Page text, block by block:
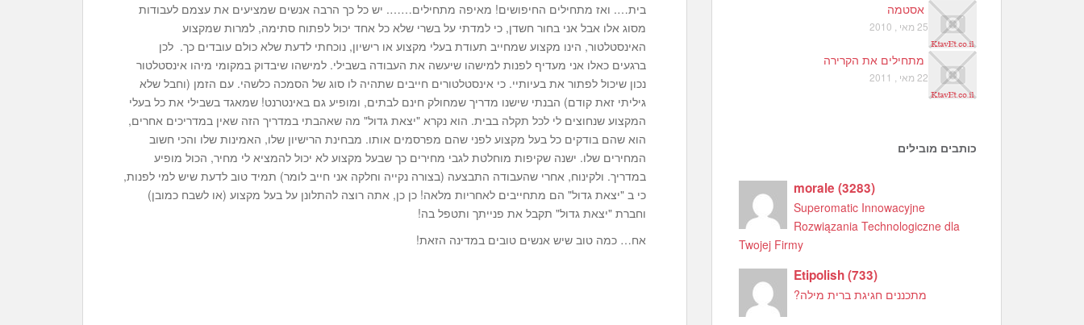
בית…. ואז מתחילים החיפושים! מאיפה מתחילים……. יש כל כך הרבה אנשים שמציעים את עצמם לעבודות
מסוג אלו אבל אני בחור חשדן, כי למדתי על בשרי שלא כל אחד יכול לפתוח סתימה, למרות שמקצוע
האינסטלטור, הינו מקצוע שמחייב תעודת בעלי מקצוע או רישיון, נוכחתי לדעת שלא כולם עובדים כך. לכן
ברגעים כאלו אני מעדיף לפנות למישהו שיעשה את העבודה בשבילי. למישהו שיבדוק במקומי מיהו אינסטלטור
נכון שיכול לפתור את בעיותיי. כי אינסטלטורים חייבים שתהיה לו סוג של הסמכה כלשהי. עם הזמן (וחבל שלא
גיליתי זאת קודם) הבנתי שישנו מדריך שמחולק חינם לבתים, ומופיע גם באינטרנט! שמאגד בשבילי את כל בעלי
המקצוע שנחוצים לי לכל תקלה בבית. הוא נקרא "יצאת גדול" מה שאהבתי במדריך הזה שאין במדריכים אחרים,
הוא שהם בודקים כל בעל מקצוע לפני שהם מפרסמים אותו. מבחינת הרישיון שלו, האמינות שלו והכי חשוב
המחירים שלו. ישנה שקיפות מוחלטת לגבי מחירים כך שבעל מקצוע לא יכול להמציא לי מחיר, הכול מופיע
במדריך. ולקינוח, אחרי שהעבודה התבצעה (בצורה נקייה וחלקה אני חייב לומר) תמיד טוב לדעת שיש למי לפנות,
כי ב "יצאת גדול" הם מתחייבים לאחריות מלאה! כן כן, אתה רוצה להתלונן על בעל מקצוע (או לשבח כמובן)
וחברת "יצאת גדול" תקבל את פנייתך ותטפל בה!
אח… כמה טוב שיש אנשים טובים במדינה הזאת!
אסטמה
25 מאי , 2010
מתחילים את הקרירה
22 מאי , 2011
כותבים מובילים
morale(3283)
Superomatic Innowacyjne
Rozwiązania Technologiczne dla
Twojej Firmy
Etipolish(733)
מתכננים חגיגת ברית מילה?